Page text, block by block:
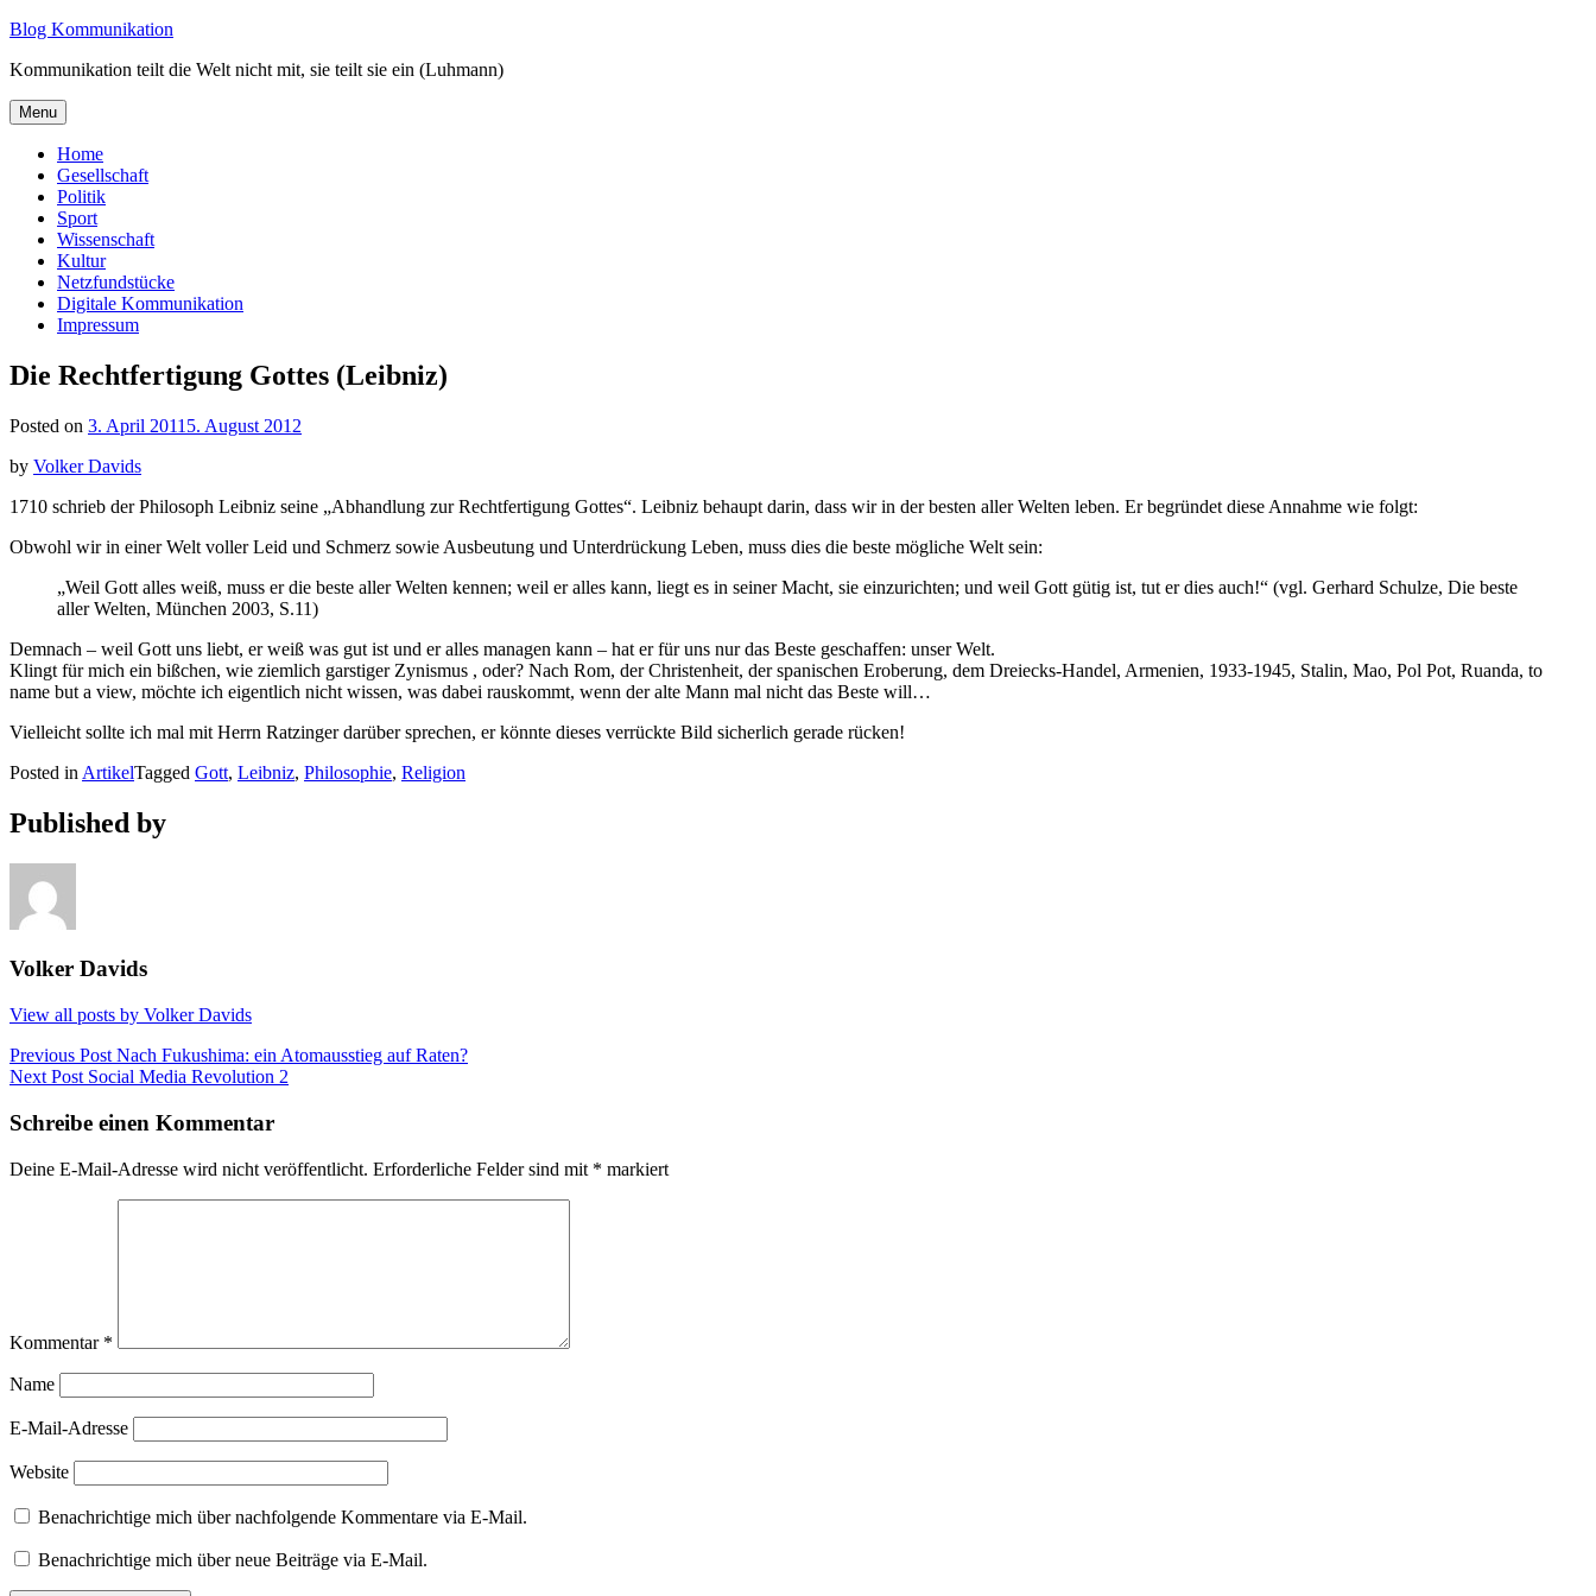
Skip
content
Blog Kommunikation
Kommunikation teilt die Welt nicht mit, sie teilt sie ein (Luhmann)
Menu
Home
Gesellschaft
Politik
Sport
Wissenschaft
Kultur
Netzfundstücke
Digitale Kommunikation
Impressum
Die Rechtfertigung Gottes (Leibniz)
Posted on 3. April 2011 5. August 2012
by Volker Davids
1710 schrieb der Philosoph Leibniz seine „Abhandlung zur Rechtfertigung Gottes“. Leibniz behaupt darin, dass wir in der besten aller Welten leben. Er begründet diese Annahme wie folgt:
Obwohl wir in einer Welt voller Leid und Schmerz sowie Ausbeutung und Unterdrückung Leben, muss dies die beste mögliche Welt sein:
„Weil Gott alles weiß, muss er die beste aller Welten kennen; weil er alles kann, liegt es in seiner Macht, sie einzurichten; und weil Gott gütig ist, tut er dies auch!“ (vgl. Gerhard Schulze, Die beste
aller Welten, München 2003, S.11)
Demnach – weil Gott uns liebt, er weiß was gut ist und er alles managen kann – hat er für uns nur das Beste geschaffen: unser Welt.
Klingt für mich ein bißchen, wie ziemlich garstiger Zynismus , oder? Nach Rom, der Christenheit, der spanischen Eroberung, dem Dreiecks-Handel, Armenien, 1933-1945, Stalin, Mao, Pol Pot, Ruanda, to
name but a view, möchte ich eigentlich nicht wissen, was dabei rauskommt, wenn der alte Mann mal nicht das Beste will…
Vielleicht sollte ich mal mit Herrn Ratzinger darüber sprechen, er könnte dieses verrückte Bild sicherlich gerade rücken!
Posted in ArtikelTagged Gott, Leibniz, Philosophie, Religion
Published by
Volker Davids
View all posts by Volker Davids
Beitragsnavigation
Previous Post Nach Fukushima: ein Atomausstieg auf Raten?
Next Post Social Media Revolution 2
Schreibe einen Kommentar
Deine E-Mail-Adresse wird nicht veröffentlicht. Erforderliche Felder sind mit * markiert
Kommentar *
Name
E-Mail-Adresse
Website
Benachrichtige mich über nachfolgende Kommentare via E-Mail.
Benachrichtige mich über neue Beiträge via E-Mail.